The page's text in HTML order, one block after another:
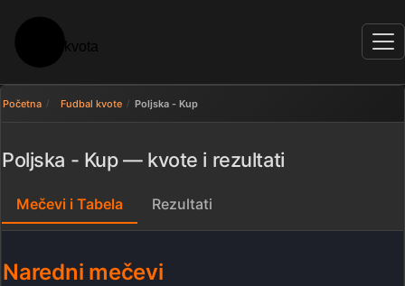
Početna Fudbal kvote Poljska - Kup
Poljska - Kup — kvote i rezultati
Mečevi i Tabela Rezultati
Naredni mečevi